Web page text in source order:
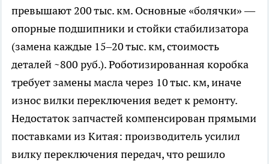
превышают 200 тыс. км. Основные «болячки» —
опорные подшипники и стойки стабилизатора
(замена каждые 15–20 тыс. км, стоимость
деталей ~800 руб.). Роботизированная коробка
требует замены масла через 10 тыс. км, иначе
износ вилки переключения ведет к ремонту.
Недостаток запчастей компенсирован прямыми
поставками из Китая: производитель усилил
вилку переключения передач, что решило